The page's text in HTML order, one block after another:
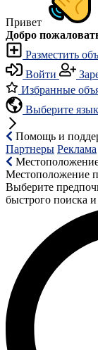
Привет
Добро
Разместить
Войти
Избранные
Выберите язык
Помощь и
Партнеры Реклама
Местоположение
Выберите
быстрого поиска